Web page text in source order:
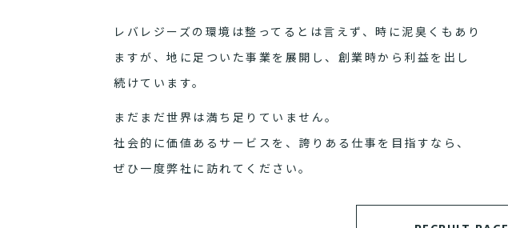
レバレジーズの環境は整ってるとは言えず、時に泥臭くもあり
ますが、地に足ついた事業を展開し、創業時から利益を出し
続けています。
まだまだ世界は満ち足りていません。
社会的に価値あるサービスを、誇りある仕事を目指すなら、
ぜひ一度弊社に訪れてください。